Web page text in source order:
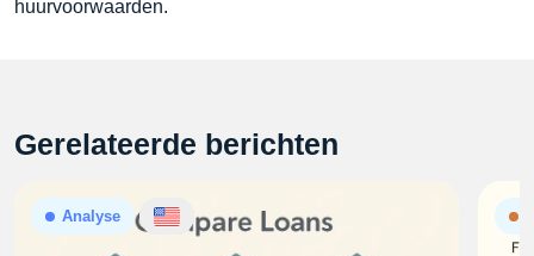
huurvoorwaarden.
Gerelateerde berichten
Analyse